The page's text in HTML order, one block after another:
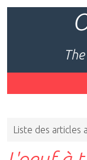
Liste des articles